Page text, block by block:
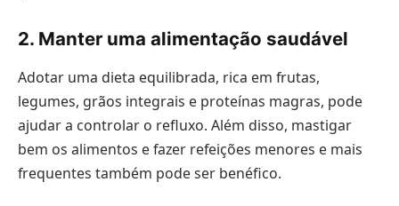
2. Manter uma alimentação saudável
Adotar uma dieta equilibrada, rica em frutas,
legumes, grãos integrais e proteínas magras, pode
ajudar a controlar o refluxo. Além disso, mastigar
bem os alimentos e fazer refeições menores e mais
frequentes também pode ser benéfico.